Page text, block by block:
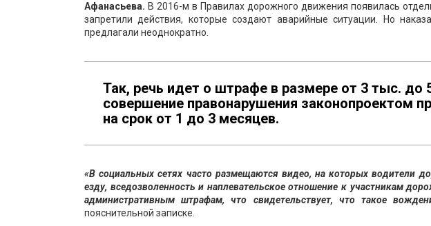
Афанасьева. В 2016-м в Правилах дорожного движения появилась
запретили действия, которые создают аварийные ситуации. Но
предлагали неоднократно.
Так, речь идет о штрафе в размере от 3 тыс. до
совершение правонарушения законопроектом
на срок от 1 до 3 месяцев.
«В социальных сетях часто размещаются видео, на которых водители
езду, вседозволенность и наплевательское отношение к участникам
административным штрафам, что свидетельствует, что такое
пояснительной записке.